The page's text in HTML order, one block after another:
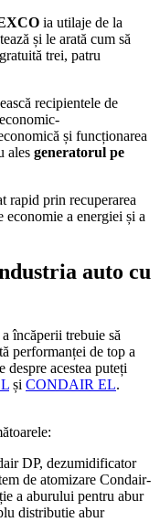
ia utilaje de la
și le arată cum să
trei, patru
recipientele de
și funcționarea
ales generatorul pe
rapid prin recuperarea
a energiei și a
auto cu
încăperii trebuie să
performanței de top a
despre acestea puteți
și CONDAIR EL.
DP, dezumidificator
de atomizare Condair-
a aburului pentru abur
distributie abur